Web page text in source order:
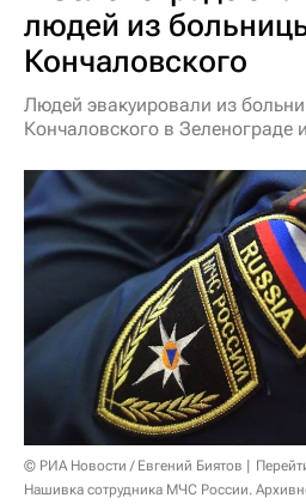
людей из
Кончаловского
Людей эвакуировали из
Кончаловского в Зеленограде
© РИА Новости / Евгений Биятов
Нашивка сотрудника МЧС России.